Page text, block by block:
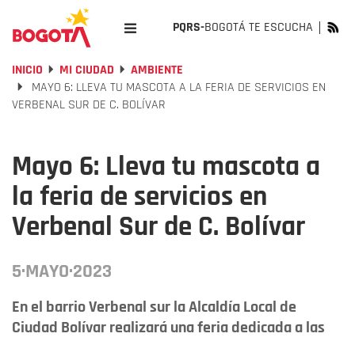
PQRS-BOGOTÁ TE ESCUCHA
INICIO MI CIUDAD
AMBIENTE
MAYO 6: LLEVA TU MASCOTA A LA FERIA DE SERVICIOS EN
VERBENAL SUR DE C. BOLÍVAR
Mayo 6: Lleva tu mascota a
la feria de servicios en
Verbenal Sur de C. Bolívar
5·MAYO·2023
En el barrio Verbenal sur la Alcaldía Local de
Ciudad Bolívar realizará una feria dedicada a las